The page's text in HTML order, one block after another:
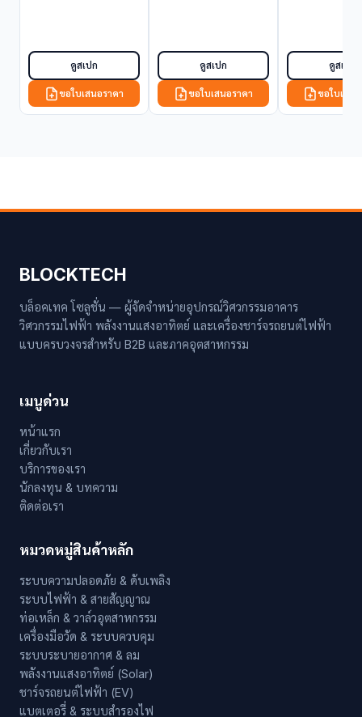
ดูสเปก
ขอใบเสนอราคา
ดูสเปก
ขอใบเสนอราคา
ดูสเปก
ขอใบเสน
BLOCKTECH
บล็อคเทค โซลูชั่น — ผู้จัดจำหน่ายอุปกรณ์วิศวกรรมอาคาร
วิศวกรรมไฟฟ้า พลังงานแสงอาทิตย์ และเครื่องชาร์จรถยนต์ไฟฟ้า
แบบครบวงจรสำหรับ B2B และภาคอุตสาหกรรม
เมนูด่วน
หน้าแรก
เกี่ยวกับเรา
บริการของเรา
นักลงทุน & บทความ
ติดต่อเรา
หมวดหมู่สินค้าหลัก
ระบบความปลอดภัย & ดับเพลิง
ระบบไฟฟ้า & สายสัญญาณ
ท่อเหล็ก & วาล์วอุตสาหกรรม
เครื่องมือวัด & ระบบควบคุม
ระบบระบายอากาศ & ลม
พลังงานแสงอาทิตย์ (Solar)
ชาร์จรถยนต์ไฟฟ้า (EV)
แบตเตอรี่ & ระบบสำรองไฟ